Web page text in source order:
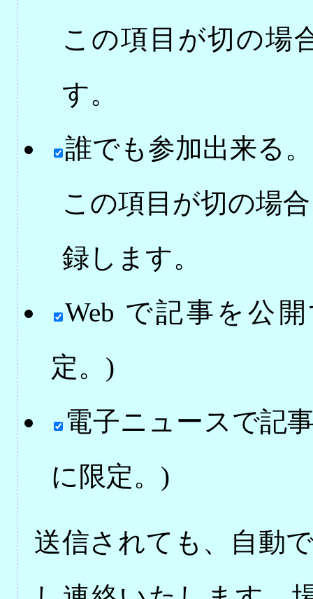
この項目が切の場
す。
誰でも参加出来る。
この項目が切の場
録します。
Web で記事を公
定。 )
電子ニュースで記
に限定。 )
送信されても、自動